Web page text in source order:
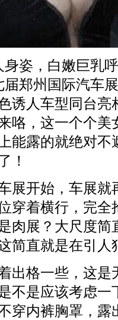
姿，白嫩巨乳
郑州国际汽车
诱人车型同台
咯，这一个个美
能露的就绝对不
！
展开始，车展就
穿着横行，完
肉展？大尺度简
简直就是在引人
出格一些，这是
不是应该考虑一
穿内裤胸罩，露